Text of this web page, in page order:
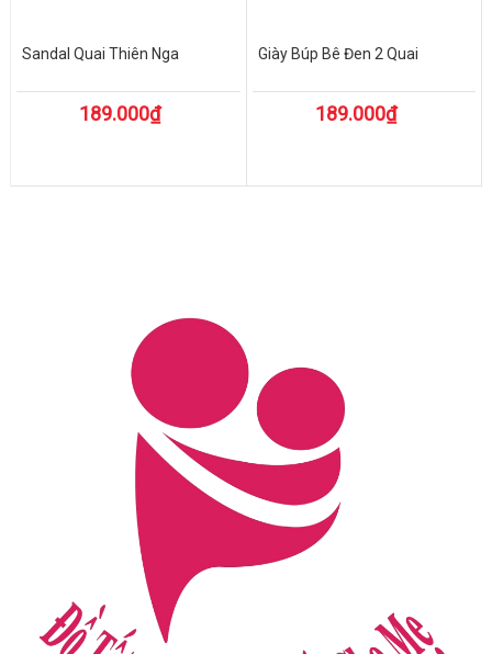
Sandal Quai Thiên Nga
189.000₫
Giày Búp Bê Đen 2 Quai
189.000₫